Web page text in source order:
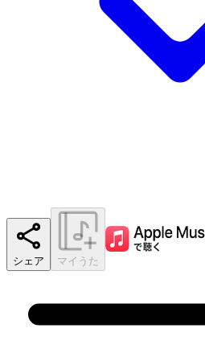
シェア マイうた